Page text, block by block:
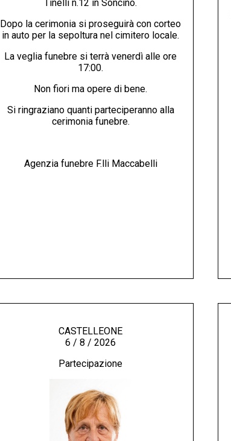
Tinelli n.12 in Soncino.
Dopo la cerimonia si proseguirà con corteo
in auto per la sepoltura nel cimitero locale.
La veglia funebre si terrà venerdì alle ore
17:00.
Non fiori ma opere di bene.
Si ringraziano quanti parteciperanno alla
cerimonia funebre.
Agenzia funebre F.lli Maccabelli
CASTELLEONE
6 / 8 / 2026
Partecipazione